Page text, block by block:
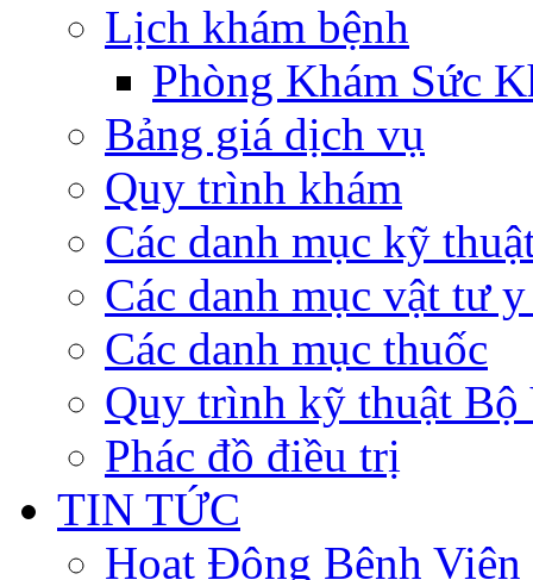
Lịch khám bệnh
Phòng Khám Sức
Bảng giá dịch vụ
Quy trình khám
Các danh mục kỹ
Các danh mục vật tư
Các danh mục thuốc
Quy trình kỹ thuật Bộ
Phác đồ điều trị
TIN TỨC
Hoạt Động Bệnh Viện